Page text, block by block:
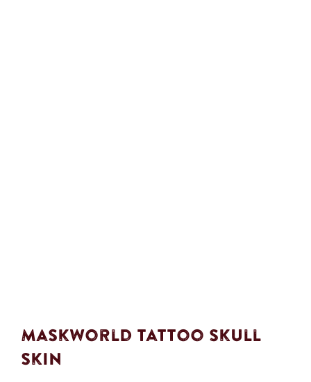
Maskworld Tattoo Skull
Skin